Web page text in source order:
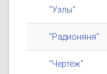
"Узлы"
"Радионяня"
"Чертёж"